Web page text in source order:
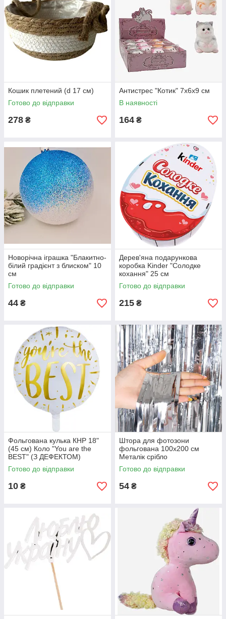
Кошик плетений (d 17 см)
Готово до відправки
278 ₴
Антистрес "Котик" 7х6х9 см
В наявності
164 ₴
Новорічна іграшка "Блакитно-
білий градієнт з блиском" 10
см
Готово до відправки
44 ₴
Дерев'яна подарункова
коробка Kinder "Солодке
кохання" 25 см
Готово до відправки
215 ₴
Фольгована кулька КНР 18"
(45 см) Коло "You are the
BEST" (З ДЕФЕКТОМ)
Готово до відправки
10 ₴
Штора для фотозони
фольгована 100х200 см
Металік срібло
Готово до відправки
54 ₴